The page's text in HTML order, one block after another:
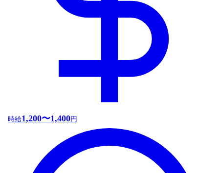
時給1,200〜1,400円